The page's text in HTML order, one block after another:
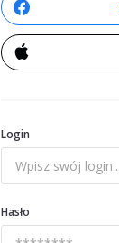
Login
Hasło